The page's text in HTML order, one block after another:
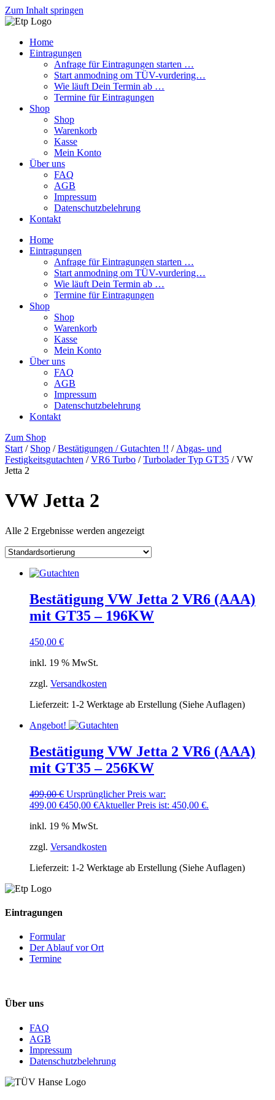
Zum Inhalt springen
Home
Eintragungen
Anfrage für Eintragungen starten …
Start anmodning om TÜV-vurdering…
Wie läuft Dein Termin ab …
Termine für Eintragungen
Shop
Shop
Warenkorb
Kasse
Mein Konto
Über uns
FAQ
AGB
Impressum
Datenschutzbelehrung
Kontakt
Home
Eintragungen
Anfrage für Eintragungen starten …
Start anmodning om TÜV-vurdering…
Wie läuft Dein Termin ab …
Termine für Eintragungen
Shop
Shop
Warenkorb
Kasse
Mein Konto
Über uns
FAQ
AGB
Impressum
Datenschutzbelehrung
Kontakt
Zum Shop
Start / Shop /Bestätigungen / Gutachten !! / Abgas- und
Festigkeitsgutachten /VR6 Turbo /Turbolader Typ GT35 / VW
Jetta 2
VW Jetta 2
Alle 2 Ergebnisse werden angezeigt
Bestätigung VW Jetta 2 VR6 (AAA)
mit GT35 – 196KW
450,00 €
inkl. 19 % MwSt.
zzgl. Versandkosten
Lieferzeit: 1-2 Werktage ab Erstellung (Siehe Auflagen)
Angebot!
Bestätigung VW Jetta 2 VR6 (AAA)
mit GT35 – 256KW
499,00€ Ursprünglicher Preis war:
499,00 €450,00 €Aktueller Preis ist: 450,00 €.
inkl. 19 % MwSt.
zzgl. Versandkosten
Lieferzeit: 1-2 Werktage ab Erstellung (Siehe Auflagen)
Eintragungen
Formular
Der Ablauf vor Ort
Termine
Über uns
FAQ
AGB
Impressum
Datenschutzbelehrung